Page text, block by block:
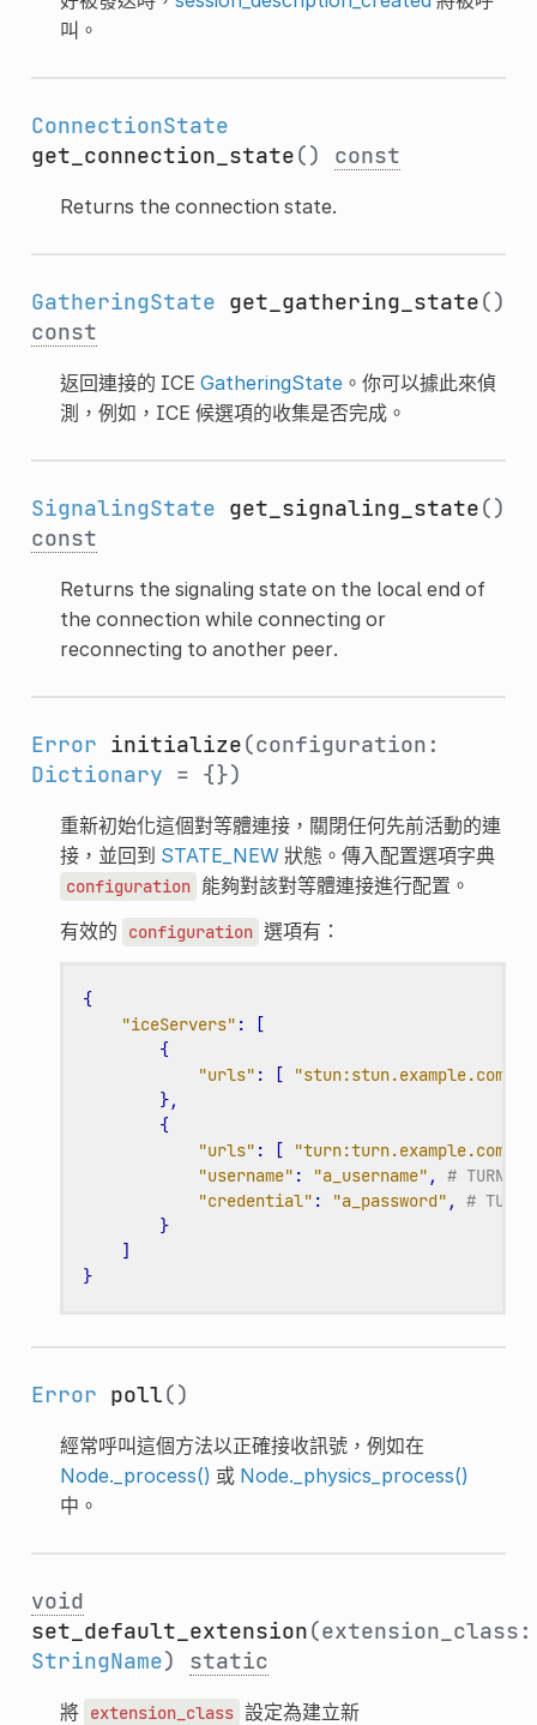
叫。
ConnectionState
get_connection_state() const
Returns the connection state.
GatheringState get_gathering_state()
const
返回連接的 ICE GatheringState。你可以據此來偵
測，例如，ICE 候選項的收集是否完成。
SignalingState get_signaling_state()
const
Returns the signaling state on the local end of
the connection while connecting or
reconnecting to another peer.
Error initialize(configuration:
Dictionary = {})
重新初始化這個對等體連接，關閉任何先前活動的連
接，並回到 STATE_NEW狀態。傳入配置選項字典
configuration 能夠對該對等體連接進行配置。
有效的
configuration 選項有：
{
"iceServers" :
[
{
"urls" : [
},
{
"urls" : [
"username" : "a_username" ,
# TURN 伺
"credential" : "a_password" ,
# TURN
}
]
}
Error poll()
經常呼叫這個方法以正確接收訊號，例如在
Node._process() 或 Node._physics_process()
中。
void
set_default_extension(extension_class:
StringName) static
將 extension_class 設定為建立新